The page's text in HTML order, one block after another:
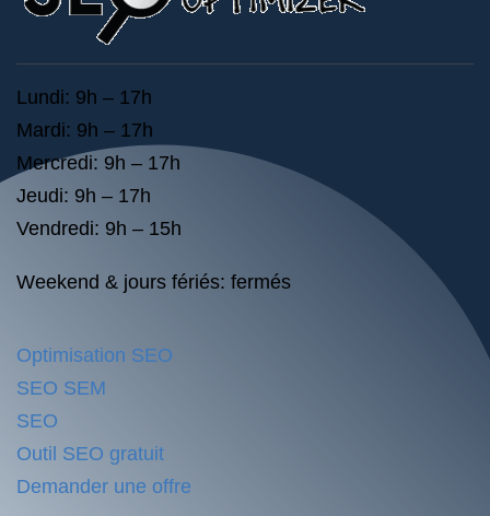
Lundi: 9h – 17h
Mardi: 9h – 17h
Mercredi: 9h – 17h
Jeudi: 9h – 17h
Vendredi: 9h – 15h
Weekend & jours fériés: fermés
Optimisation SEO
SEO SEM
SEO
Outil SEO gratuit
Demander une offre